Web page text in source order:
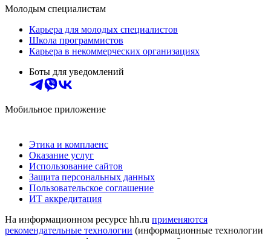
Молодым специалистам
Карьера для молодых специалистов
Школа программистов
Карьера в некоммерческих организациях
Боты для уведомлений
Мобильное приложение
Этика и комплаенс
Оказание услуг
Использование сайтов
Защита персональных данных
Пользовательское соглашение
ИТ аккредитация
На информационном ресурсе hh.ru применяются
рекомендательные технологии (информационные технологии